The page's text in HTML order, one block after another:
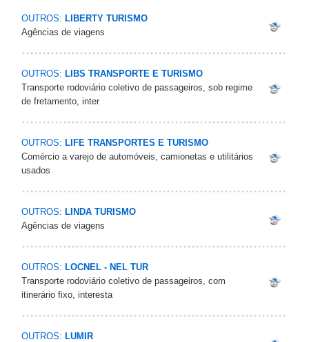
OUTROS: LIBERTY TURISMO
Agências de viagens
OUTROS: LIBS TRANSPORTE E TURISMO
Transporte rodoviário coletivo de passageiros, sob regime
de fretamento, inter
OUTROS: LIFE TRANSPORTES E TURISMO
Comércio a varejo de automóveis, camionetas e utilitários
usados
OUTROS: LINDA TURISMO
Agências de viagens
OUTROS: LOCNEL - NEL TUR
Transporte rodoviário coletivo de passageiros, com
itinerário fixo, interesta
OUTROS: LUMIR